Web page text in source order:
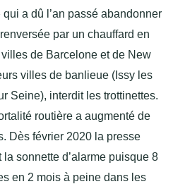
qui a dû l’an passé abandonner
par un chauffard en
de Barcelone et de New
villes de banlieue (Issy les
Seine), interdit les trottinettes.
routière a augmenté de
Dès février 2020 la presse
sonnette d’alarme puisque 8
en 2 mois à peine dans les